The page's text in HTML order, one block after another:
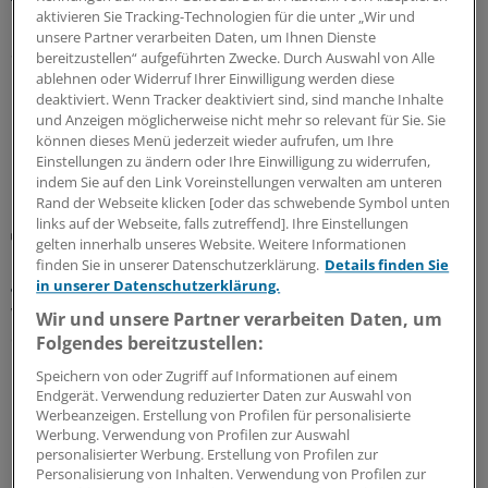
Palforzia bis Ende 2026 fortsetzen
Stallergenes stellt zwar die Produktion seines
Erdnussproteins Palforzia ®ein, sichert aber den
Nachschub zur Erhaltungstherapie aus französischen
Restbeständen – zunächst wohl nur bis Ende Dezember.
17.07.2026
Zusatzgeschäft
Regierung zu IGeL: Nicht alles im Lot – aber kein
gesetzgeberischer Handlungsbedarf
Wo Vertragsärztinnen und -ärzte Patienten gegenüber
die Hand aufhalten, sind KVen, Kammern und
Krankenkassen gefordert, genauer hinzuschauen, ob zu
Recht oder Unrecht.
16.07.2026
aktivieren Sie Tracking-Technologien für die unter „Wir und
unsere Partner verarbeiten Daten, um Ihnen Dienste
bereitzustellen“ aufgeführten Zwecke. Durch Auswahl von Alle
ablehnen oder Widerruf Ihrer Einwilligung werden diese
deaktiviert. Wenn Tracker deaktiviert sind, sind manche Inhalte
und Anzeigen möglicherweise nicht mehr so relevant für Sie. Sie
können dieses Menü jederzeit wieder aufrufen, um Ihre
Einstellungen zu ändern oder Ihre Einwilligung zu widerrufen,
indem Sie auf den Link Voreinstellungen verwalten am unteren
Rand der Webseite klicken [oder das schwebende Symbol unten
links auf der Webseite, falls zutreffend]. Ihre Einstellungen
gelten innerhalb unseres Website. Weitere Informationen
finden Sie in unserer Datenschutzerklärung. Details finden Sie
in unserer Datenschutzerklärung.
Wir und unsere Partner verarbeiten Daten, um
Folgendes bereitzustellen:
Speichern von oder Zugriff auf Informationen auf einem
Endgerät. Verwendung reduzierter Daten zur Auswahl von
Werbeanzeigen. Erstellung von Profilen für personalisierte
Werbung. Verwendung von Profilen zur Auswahl
personalisierter Werbung. Erstellung von Profilen zur
Personalisierung von Inhalten. Verwendung von Profilen zur